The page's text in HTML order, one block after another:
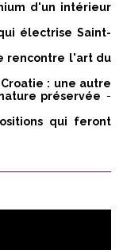
d'un intérieur
électrise Saint-
rencontre l'art du
: une autre
préservée -
qui feront